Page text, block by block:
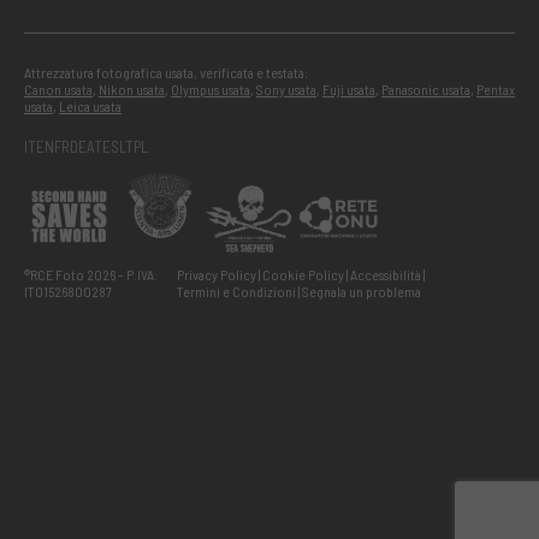
Attrezzatura fotografica usata, verificata e testata:
Canon usata, Nikon usata, Olympus usata, Sony usata, Fuji usata, Panasonic usata, Pentax
usata, Leica usata
ITENFRDEATESLTPL
®RCE Foto 2026 – P.IVA:
IT01526800287
Privacy Policy Cookie Policy Accessibilità
Termini e Condizioni Segnala un problema